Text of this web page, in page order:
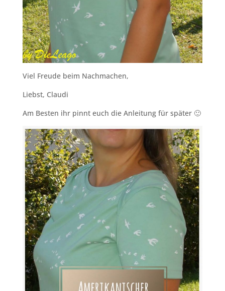
Viel Freude beim Nachmachen,
Liebst, Claudi
Am Besten ihr pinnt euch die Anleitung für später 🙂